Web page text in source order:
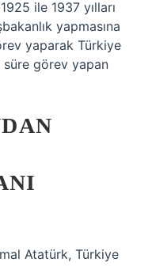
ile 1937 yılları
yapmasına
yaparak Türkiye
görev yapan
Atatürk, Türkiye